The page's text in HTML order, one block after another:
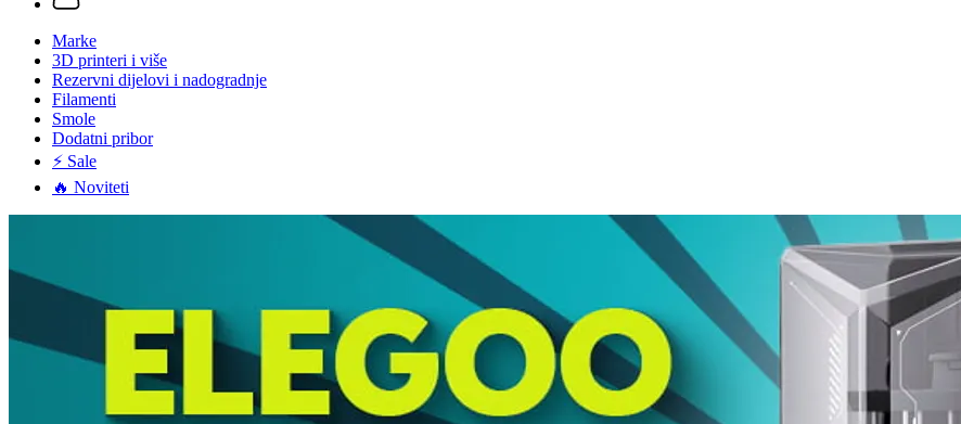
Marke
3D printeri i više
Rezervni dijelovi i nadogradnje
Filamenti
Smole
Dodatni pribor
⚡ Sale
🔥 Noviteti